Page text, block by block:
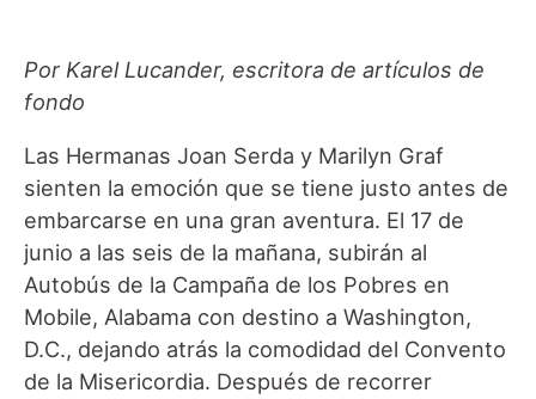
Por Karel Lucander, escritora de artículos de
fondo
Las Hermanas Joan Serda y Marilyn Graf
sienten la emoción que se tiene justo antes de
embarcarse en una gran aventura. El 17 de
junio a las seis de la mañana, subirán al
Autobús de la Campaña de los Pobres en
Mobile, Alabama con destino a Washington,
D.C., dejando atrás la comodidad del Convento
de la Misericordia. Después de recorrer